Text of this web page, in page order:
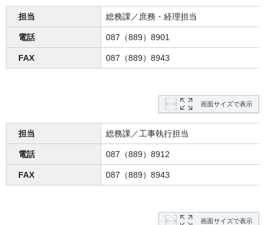
担当 総務課／庶務・経理担当
電話 087（889）8901
FAX 087（889）8943
画面サイズで表示
担当 総務課／工事執行担当
電話 087（889）8912
FAX 087（889）8943
画面サイズで表示